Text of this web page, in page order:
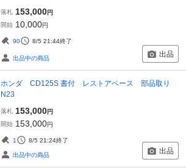
落札 153,000円
開始 10,000円
90 8/5 21:44終了
出品中の商品 出品
ホンダ CD125S 書付 レストアベース 部品取り
N23
落札 153,000円
開始 153,000円
1 8/5 21:24終了
出品中の商品 出品